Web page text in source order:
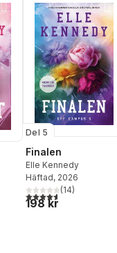
antal röster:
Del 5
Finalen
Elle Kennedy
Häftad, 2026
4,6utav 5 stjärnor.
(14)
198 kr